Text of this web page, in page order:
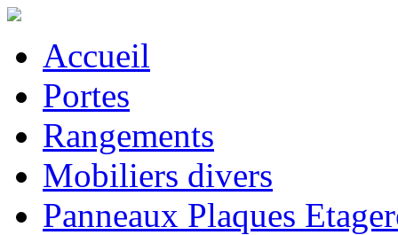
Accueil
Portes
Rangements
Mobiliers divers
Panneaux Plaques